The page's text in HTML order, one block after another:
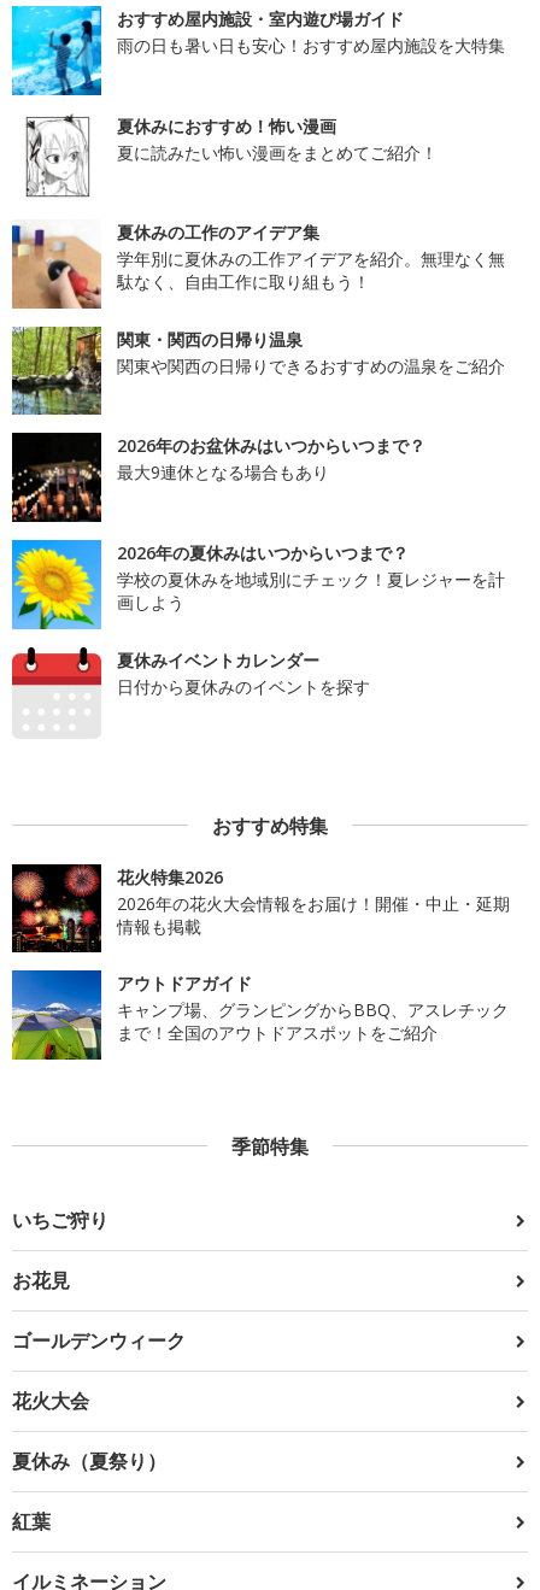
おすすめ屋内施設・室内遊び場ガイド
雨の日も暑い日も安心！おすすめ屋内施設を大特集
夏休みにおすすめ！怖い漫画
夏に読みたい怖い漫画をまとめてご紹介！
夏休みの工作のアイデア集
学年別に夏休みの工作アイデアを紹介。無理なく無
駄なく、自由工作に取り組もう！
関東・関西の日帰り温泉
関東や関西の日帰りできるおすすめの温泉をご紹介
2026年のお盆休みはいつからいつまで？
最大9連休となる場合もあり
2026年の夏休みはいつからいつまで？
学校の夏休みを地域別にチェック！夏レジャーを計
画しよう
夏休みイベントカレンダー
日付から夏休みのイベントを探す
おすすめ特集
花火特集2026
2026年の花火大会情報をお届け！開催・中止・延期
情報も掲載
アウトドアガイド
キャンプ場、グランピングからBBQ、アスレチック
まで！全国のアウトドアスポットをご紹介
季節特集
いちご狩り
お花見
ゴールデンウィーク
花火大会
夏休み（夏祭り）
紅葉
イルミネーション